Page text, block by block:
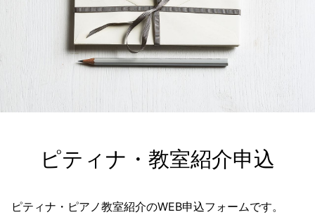
ピティナ・教室紹介申込
ピティナ・ピアノ教室紹介のWEB申込フォームです。